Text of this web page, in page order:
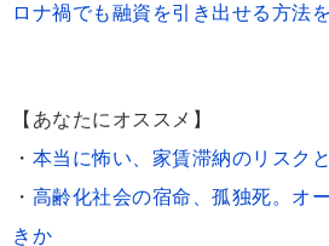
ロナ禍でも融資を引き出せる方法
【あなたにオススメ】
・ 本当に怖い、家賃滞納のリスク
・ 高齢化社会の宿命、孤独死。オ
きか